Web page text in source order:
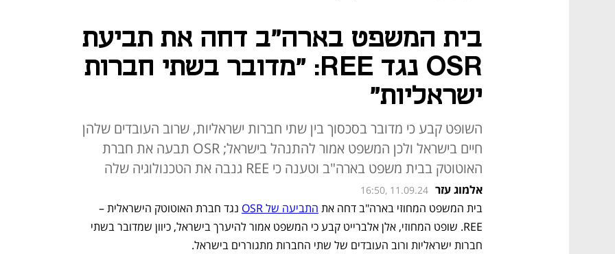
בית המשפט בארה"ב דחה את תביעת
OSR נגד REE: "מדובר בשתי חברות
ישראליות"
השופט קבע כי מדובר בסכסוך בין שתי חברות ישראליות, שרוב העובדים שלהן
חיים בישראל ולכן המשפט אמור להתנהל בישראל; OSR תבעה את חברת
האוטוטק בבית משפט בארה"ב וטענה כי REE גנבה את הטכנולוגיה שלה
אלמוג עזר 16:50, 11.09.24
בית המשפט המחוזי בארה"ב דחה את התביעה של OSR
חברות ישראליות ורוב העובדים של שתי החברות מתגוררים בישראל.